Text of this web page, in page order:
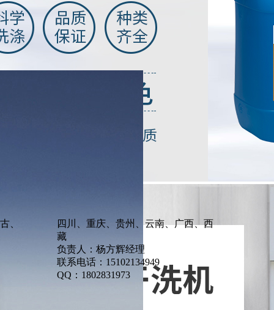
、
四川、重庆、贵州、云南、广西、西
藏
负责人：杨方辉经理
联系电话：15102134949
QQ：1802831973